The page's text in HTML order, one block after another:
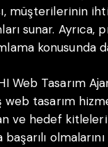
müşterilerinin
sunar.
konusunda da
Web Tasarım
tasarım
ve hedef